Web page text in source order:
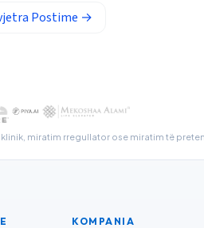
Postime →
miratim rregullator ose miratim të
KOMPANIA